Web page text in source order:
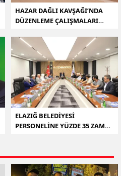
HAZAR DAĞLI KAVŞAĞI’NDA
DÜZENLEME ÇALIŞMALARI
ELAZIĞ BELEDİYESİ
PERSONELİNE YÜZDE 35 ZAM